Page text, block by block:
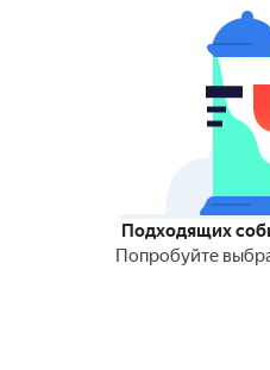
Подходящих
Попробуйте